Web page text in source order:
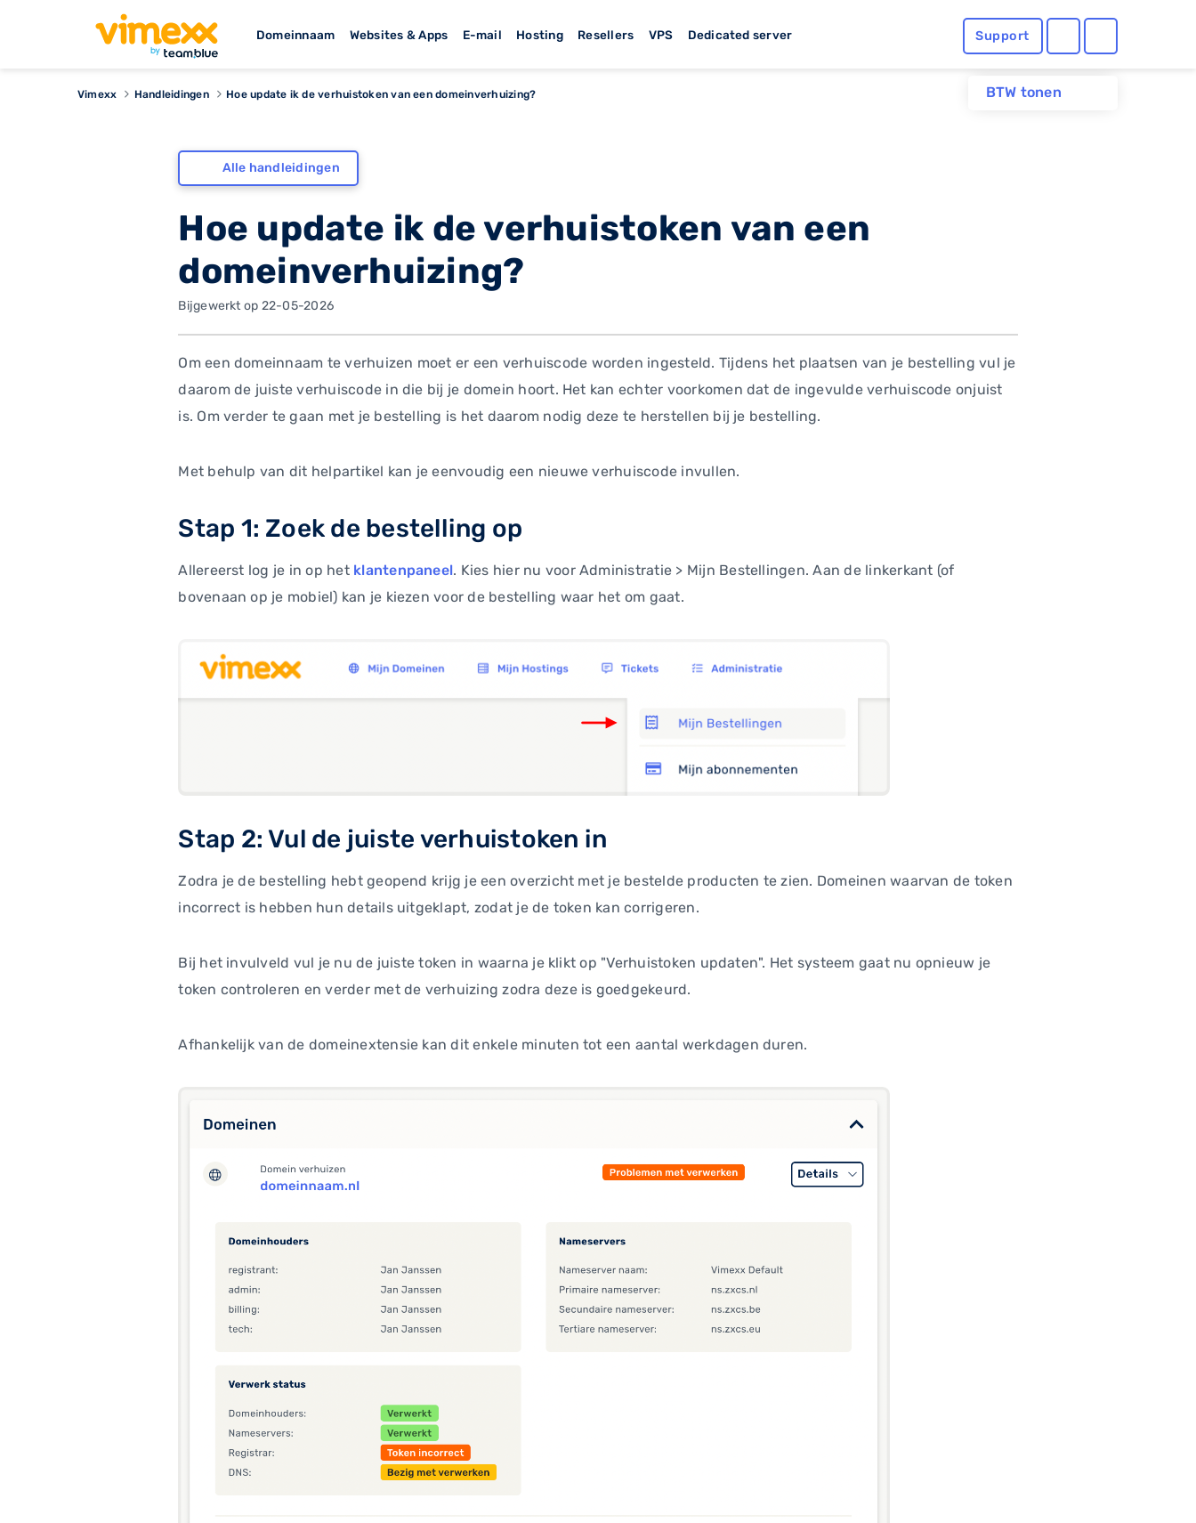
Domeinnaam Websites & Apps E-mail Hosting Resellers VPS Dedicated server Support
BTW tonen
Vimexx Handleidingen Hoe update ik de verhuistoken van een domeinverhuizing?
Alle handleidingen
Hoe update ik de verhuistoken van een
domeinverhuizing?
Bijgewerkt op 22-05-2026
Om een domeinnaam te verhuizen moet er een verhuiscode worden ingesteld. Tijdens het plaatsen van je bestelling vul je
daarom de juiste verhuiscode in die bij je domein hoort. Het kan echter voorkomen dat de ingevulde verhuiscode onjuist
is. Om verder te gaan met je bestelling is het daarom nodig deze te herstellen bij je bestelling.
Met behulp van dit helpartikel kan je eenvoudig een nieuwe verhuiscode invullen.
Stap 1: Zoek de bestelling op
Allereerst log je in op het klantenpaneel. Kies hier nu voor Administratie > Mijn Bestellingen. Aan de linkerkant (of
bovenaan op je mobiel) kan je kiezen voor de bestelling waar het om gaat.
Stap 2: Vul de juiste verhuistoken in
Zodra je de bestelling hebt geopend krijg je een overzicht met je bestelde producten te zien. Domeinen waarvan de token
incorrect is hebben hun details uitgeklapt, zodat je de token kan corrigeren.
Bij het invulveld vul je nu de juiste token in waarna je klikt op "Verhuistoken updaten". Het systeem gaat nu opnieuw je
token controleren en verder met de verhuizing zodra deze is goedgekeurd.
Afhankelijk van de domeinextensie kan dit enkele minuten tot een aantal werkdagen duren.